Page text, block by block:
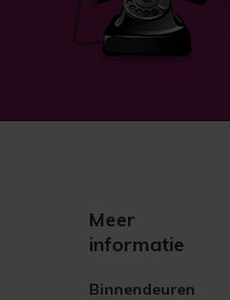
Meer
informatie
Binnendeuren